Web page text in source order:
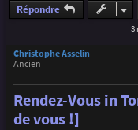
Répondre
3
Christophe Asselin
Ancien
Rendez-Vous in
de vous !]